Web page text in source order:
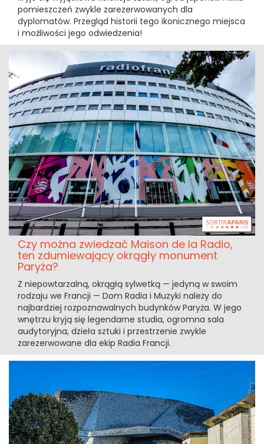
pomieszczeń zwykle zarezerwowanych dla
dyplomatów. Przegląd historii tego ikonicznego miejsca
i możliwości jego odwiedzenia!
Czy można zwiedzać Maison de la Radio,
ten zdumiewający okrągły monument
Paryża?
Z niepowtarzalną, okrągłą sylwetką — jedyną w swoim
rodzaju we Francji — Dom Radia i Muzyki należy do
najbardziej rozpoznawalnych budynków Paryża. W jego
wnętrzu kryją się legendarne studia, ogromna sala
audytoryjna, dzieła sztuki i przestrzenie zwykle
zarezerwowane dla ekip Radia Francji.